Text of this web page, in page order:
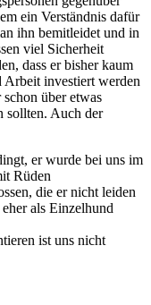
ein Verständnis dafür
ihn bemitleidet und in
viel Sicherheit
dass er bisher kaum
investiert werden
über etwas
sollten. Auch der
er wurde bei uns im
Rüden
die er nicht leiden
als Einzelhund
ist uns nicht